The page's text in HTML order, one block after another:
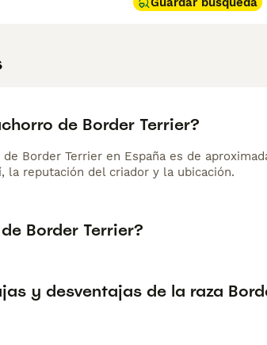
de Border Terrier?
Border Terrier en España es de
la reputación del criador y la ubicación.
Border Terrier?
y desventajas de la raza